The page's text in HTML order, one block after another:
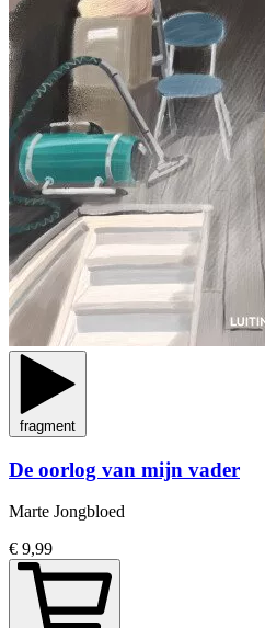
fragment
De oorlog van mijn vader
Marte Jongbloed
€ 9,99